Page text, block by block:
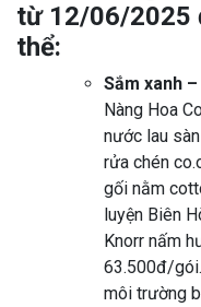
từ 12/06/2025
thể:
Sắm xanh
Nàng Hoa
nước lau
rửa chén
gối nằm
luyện Biên
Knorr nấm
63.500đ/
môi trường